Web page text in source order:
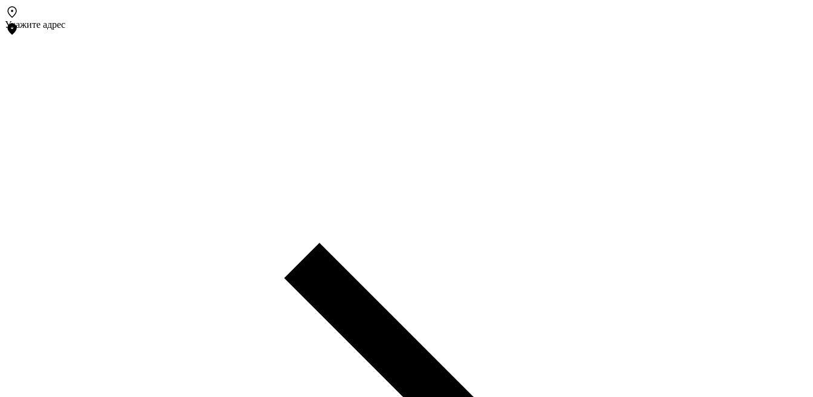
Укажите адрес